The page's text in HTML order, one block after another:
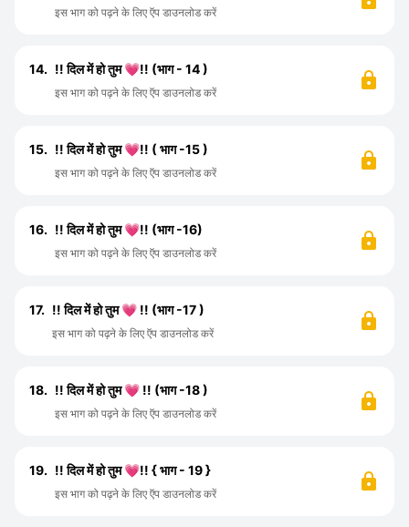
इस भाग को पढ़ने के लिए ऍप डाउनलोड करें
14. !! दिल में हो तुम 💗!! (भाग - 14 )
इस भाग को पढ़ने के लिए ऍप डाउनलोड करें
15. !! दिल में हो तुम 💗!! ( भाग -15 )
इस भाग को पढ़ने के लिए ऍप डाउनलोड करें
16. !! दिल में हो तुम 💗!! (भाग -16)
इस भाग को पढ़ने के लिए ऍप डाउनलोड करें
17. !! दिल में हो तुम 💗 !! (भाग -17 )
इस भाग को पढ़ने के लिए ऍप डाउनलोड करें
18. !! दिल में हो तुम 💗 !! (भाग -18 )
इस भाग को पढ़ने के लिए ऍप डाउनलोड करें
19. !! दिल में हो तुम 💗!! { भाग - 19 }
इस भाग को पढ़ने के लिए ऍप डाउनलोड करें